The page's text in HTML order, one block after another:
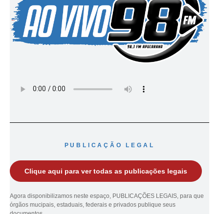
PUBLICAÇÃO LEGAL
Clique aqui para ver todas as publicações legais
Agora disponibilizamos neste espaço, PUBLICAÇÕES LEGAIS, para que
órgãos mucipais, estaduais, federais e privados publique seus